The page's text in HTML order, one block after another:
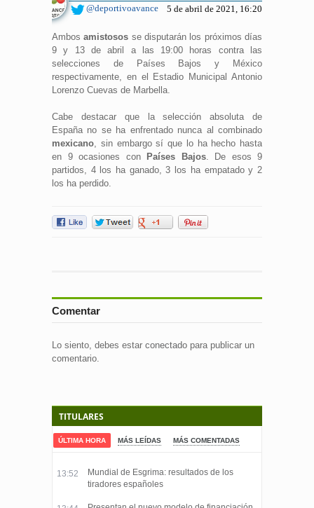
@deportivoavance
5 de abril de 2021, 16:20
Ambosamistosos se disputarán los próximos días
9 y 13 de abril a las 19:00 horas contra las
selecciones de Países Bajos y México
respectivamente, en el Estadio Municipal Antonio
Lorenzo Cuevas de Marbella.
Cabe destacar que la selección absoluta de
España no se ha enfrentado nunca al combinado
mexicano , sin embargo sí que lo ha hecho hasta
en 9 ocasiones con Países Bajos. De esos 9
partidos, 4 los ha ganado, 3 los ha empatado y 2
los ha perdido.
Comentar
Lo siento, debes estar conectado para publicar un
comentario.
TITULARES
ÚLTIMA HORA MÁS LEÍDAS MÁS COMENTADAS
13:52
Mundial de Esgrima: resultados de los
tiradores españoles